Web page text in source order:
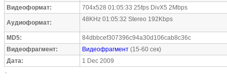
Видеоформат:
704x528 01:05:33 25fps DivX5 2Mbps
Аудиоформат: 48KHz 01:05:32 Stereo 192Kbps
MD5:
84dbbcef307396c94a30d106cab8c36c
Видеофрагмент:
Видеофрагмент (15-60 сек)
Дата:
1 Dec 2009